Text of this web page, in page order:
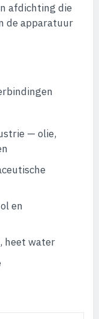
afdichting die
de apparatuur
— olie,
en
heet water